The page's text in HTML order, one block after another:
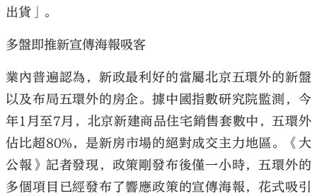
出貨」。
多盤即推新宣傳海報吸客
業內普遍認為，新政最利好的當屬北京五環外的新盤
以及布局五環外的房企。據中國指數研究院監測，今
年1月至7月，北京新建商品住宅銷售套數中，五環外
佔比超80%，是新房市場的絕對成交主力地區。《大
公報》記者發現，政策剛發布後僅一小時，五環外的
多個項目已經發布了響應政策的宣傳海報，花式吸引